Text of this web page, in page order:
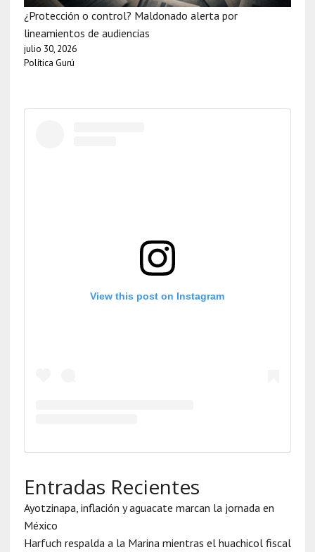
¿Protección o control? Maldonado alerta por
lineamientos de audiencias
julio 30, 2026
Política Gurú
View this post on Instagram
Entradas Recientes
Ayotzinapa, inflación y aguacate marcan la jornada en
México
Harfuch respalda a la Marina mientras el huachicol fiscal